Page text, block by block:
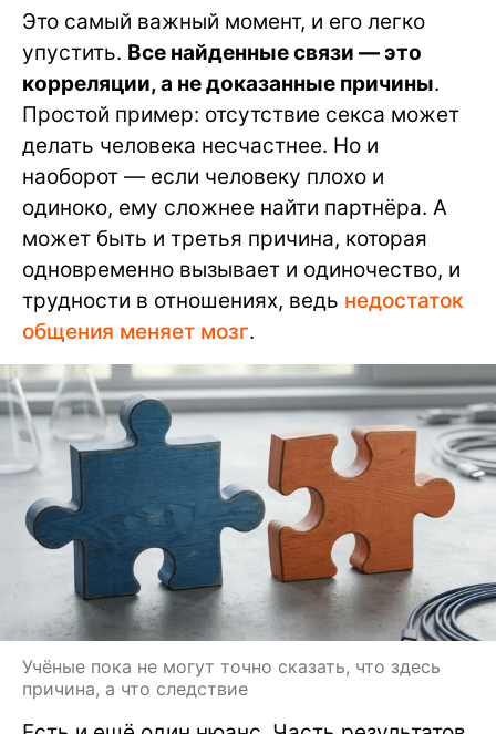
Это самый важный момент, и его легко
упустить. Все найденные связи — это
корреляции, а не доказанные причины.
Простой пример: отсутствие секса может
делать человека несчастнее. Но и
наоборот — если человеку плохо и
одиноко, ему сложнее найти партнёра. А
может быть и третья причина, которая
одновременно вызывает и одиночество, и
трудности в отношениях, ведь недостаток
общения меняет мозг.
Учёные пока не могут точно сказать, что здесь
причина, а что следствие